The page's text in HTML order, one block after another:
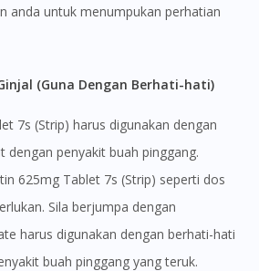
anda untuk menumpukan perhatian
(Guna Dengan Berhati-hati)
7s (Strip) harus digunakan dengan
dengan penyakit buah pinggang.
625mg Tablet 7s (Strip) seperti dos
Sila berjumpa dengan
harus digunakan dengan berhati-hati
buah pinggang yang teruk.